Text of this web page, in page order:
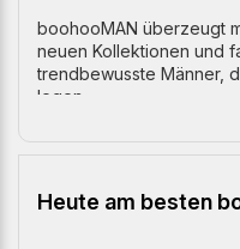
boohooMAN überzeugt
neuen Kollektionen und
trendbewusste Männer,
legen.
Heute am besten